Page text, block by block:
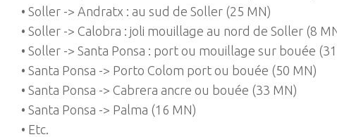
• Soller -> Andratx : au sud de Soller (25 MN)
• Soller -> Calobra : joli mouillage au nord de Soller (8
• Soller -> Santa Ponsa : port ou mouillage sur bouée
• Santa Ponsa -> Porto Colom port ou bouée (50 MN)
• Santa Ponsa -> Cabrera ancre ou bouée (33 MN)
• Santa Ponsa -> Palma (16 MN)
• Etc.